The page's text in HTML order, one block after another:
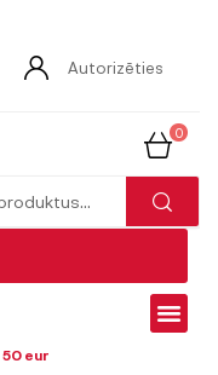
Autorizēties
0
50 eur